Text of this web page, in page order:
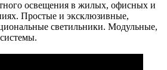
освещения в жилых, офисных и
Простые и эксклюзивные,
светильники. Модульные,